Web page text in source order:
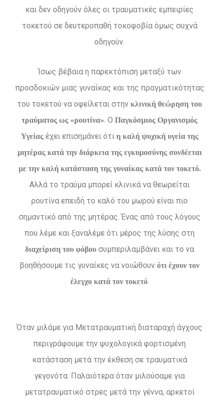
και δεν οδηγούν όλες οι τραυματικές εμπειρίες
τοκετού σε δευτεροπαθή τοκοφοβία όμως συχνά
οδηγούν.
Ίσως βέβαια η παρεκτόπιση μεταξύ των
προσδοκιών μιας γυναίκας και της πραγματικότητας
του τοκετού να οφείλεται στην κλινική θεώρηση του
τραύματος ως «ρουτίνα». Ο Παγκόσμιος Οργανισμός
Υγείαςέχει επισημάνει ότι η καλή ψυχική υγεία της
μητέρας κατά την διάρκεια της εγκυμοσύνης συνδέεται
με την καλή κατάσταση της γυναίκας κατά τον τοκετό.
Αλλά το τραύμα μπορεί κλινικά να θεωρείται
ρουτίνα επειδή το καλό του μωρού είναι πιο
σημαντικό από της μητέρας. Ένας από τους λόγους
που λέμε και ξαναλέμε ότι μέρος της λύσης στη
διαχείριση του φόβου συμπεριλαμβάνει και το να
βοηθήσουμε τις γυναίκες να νοιώθουν ότι έχουν τον
έλεγχο κατά τον τοκετό.
Όταν μιλάμε για Μετατραυματική διαταραχή άγχους
περιγράφουμε την ψυχολογικά φορτισμένη
κατάσταση μετά την έκθεση σε τραυματικά
γεγονότα. Παλαιότερα όταν μιλούσαμε για
μετατραυματικό στρες μετά την γέννα, αρκετοί